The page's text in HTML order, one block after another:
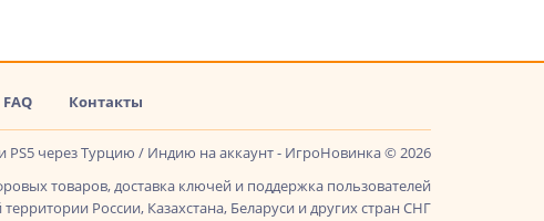
FAQ Контакты
PS5 через Турцию / Индию на аккаунт - ИгроНовинка © 2026
товаров, доставка ключей и поддержка пользователей
России, Казахстана, Беларуси и других стран СНГ